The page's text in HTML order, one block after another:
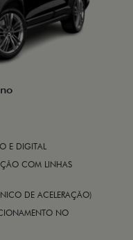
E DIGITAL
COM LINHAS
DE ACELERAÇÃO)
NO